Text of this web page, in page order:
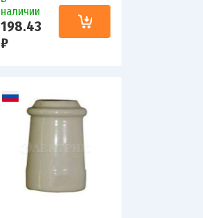
наличии
198.43
₽